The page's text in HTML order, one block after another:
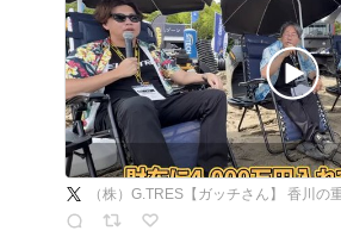
（株）G.TRES【ガッチさん】 香川の